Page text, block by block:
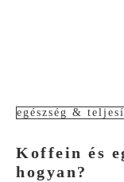
egészség &
Koffein és
hogyan?